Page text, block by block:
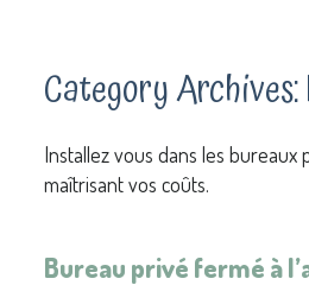
Category Archives:
Installez vous dans les
maîtrisant vos coûts.
Bureau privé fermé à